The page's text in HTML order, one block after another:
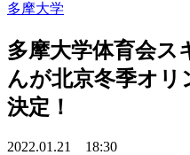
多摩大学
多摩大学体育会ス
んが北京冬季オリ
決定！
2022.01.21 18:30